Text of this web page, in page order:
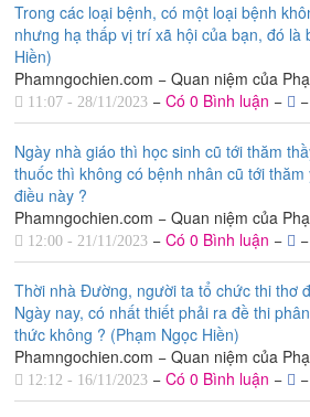
Trong các loại bệnh, có một loại bệnh
nhưng hạ thấp vị trí xã hội của bạn, đó là
Hiền)
Phamngochien.com − Quan niệm của
11:07 - 28/11/2023 − Có 0 Bình luận − −
Ngày nhà giáo thì học sinh cũ tới thăm
thuốc thì không có bệnh nhân cũ tới
điều này ?
Phamngochien.com − Quan niệm của
12:00 - 21/11/2023 − Có 0 Bình luận − −
Thời nhà Đường, người ta tổ chức thi thơ
Ngày nay, có nhất thiết phải ra đề thi
thức không ? (Phạm Ngọc Hiền)
Phamngochien.com − Quan niệm của
12:12 - 16/11/2023 − Có 0 Bình luận − −